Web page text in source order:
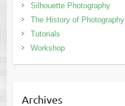
Silhouette Photography
The History of Photography
Tutorials
Workshop
Archives